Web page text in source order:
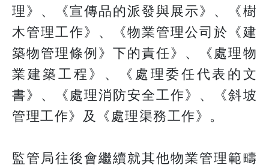
理》、《宣傳品的派發與展示》、《樹
木管理工作》、《物業管理公司於《建
築物管理條例》下的責任》、《處理物
業建築工程》、《處理委任代表的文
書》、《處理消防安全工作》、《斜坡
管理工作》及《處理渠務工作》。
監管局往後會繼續就其他物業管理範疇